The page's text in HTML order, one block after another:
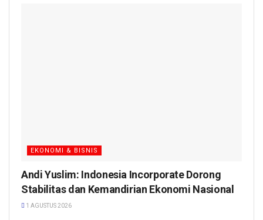
EKONOMI & BISNIS
Andi Yuslim: Indonesia Incorporate Dorong
Stabilitas dan Kemandirian Ekonomi Nasional
1 AGUSTUS 2026